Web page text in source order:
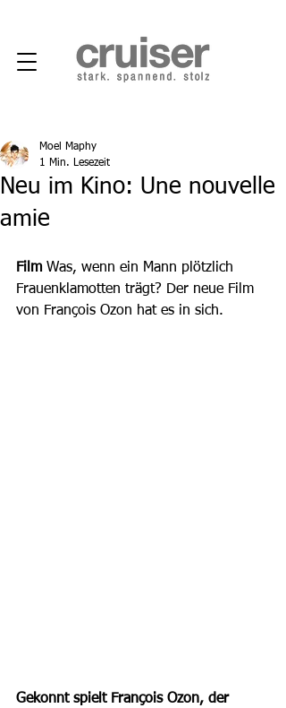
Neu im Kino: Une nouvelle
amie
Moel Maphy
1 Min. Lesezeit
Film Was, wenn ein Mann plötzlich
Frauenklamotten trägt? Der neue Film
von François Ozon hat es in sich.
Gekonnt spielt François Ozon, der